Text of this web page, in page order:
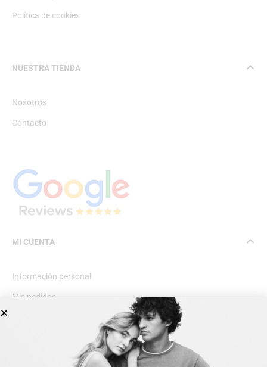
Política de cookies
NUESTRA TIENDA
Nosotros
Contacto
MI CUENTA
Información personal
Mis pedidos